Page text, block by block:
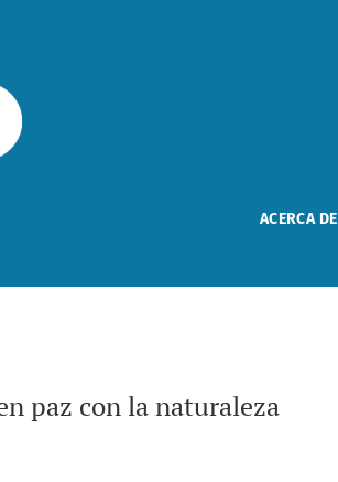
ACERCA DE
paz con la naturaleza